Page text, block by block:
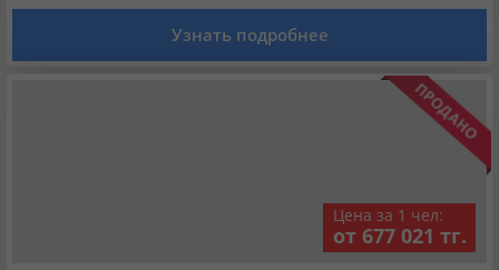
USD EUR
Установи наше мобильное приложение
Узнать подробнее
Цена за 1 чел:
от 677 021 тг.